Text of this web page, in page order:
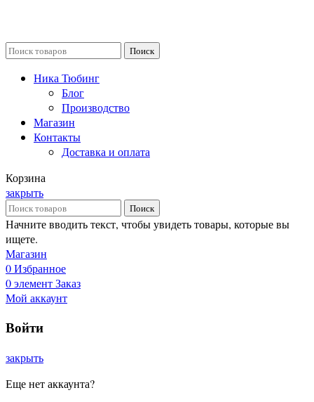
Поиск
Ника Тюбинг
Блог
Производство
Магазин
Контакты
Доставка и оплата
Корзина
закрыть
Поиск
Начните вводить текст, чтобы увидеть товары, которые вы
ищете.
Магазин
0Избранное
0элементЗаказ
Мой аккаунт
Войти
закрыть
Еще нет аккаунта?